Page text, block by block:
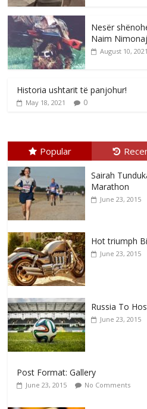
Nesër
Naim
August 10, 2021
Historia ushtarit të panjohur!
May 18, 2021 0
Popular
Sairah
Marathon
June 23, 2015
Hot triumph
June 23, 2015
Russia To
June 23, 2015
Post Format: Gallery
June 23, 2015 No Comments